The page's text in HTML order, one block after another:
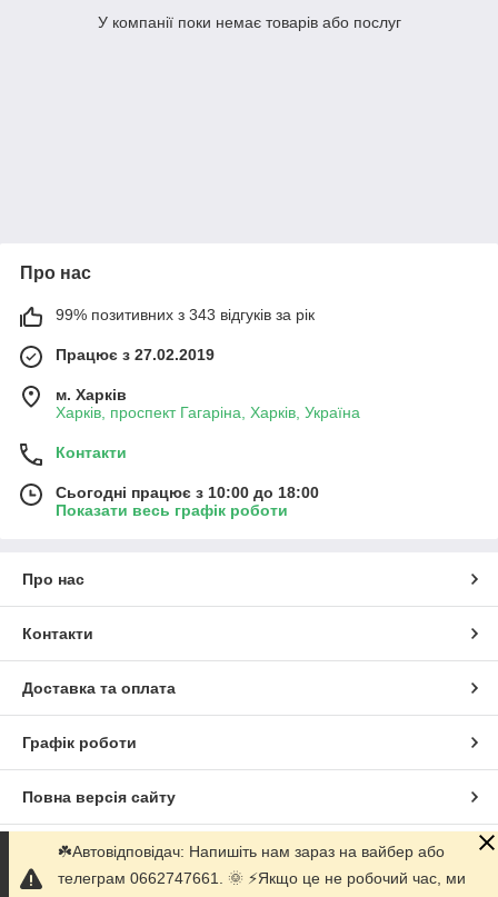
У компанії поки немає товарів або послуг
Про нас
99% позитивних з 343 відгуків за рік
Працює з 27.02.2019
м. Харків
Харків, проспект Гагаріна, Харків, Україна
Контакти
Сьогодні працює з 10:00 до 18:00
Показати весь графік роботи
Про нас
Контакти
Доставка та оплата
Графік роботи
Повна версія сайту
Сайт створено на маркетплейсіProm.ua
☘️Автовідповідач: Напишіть нам зараз на вайбер або
телеграм 0662747661. 🌞 ⚡️Якщо це не робочий час, ми